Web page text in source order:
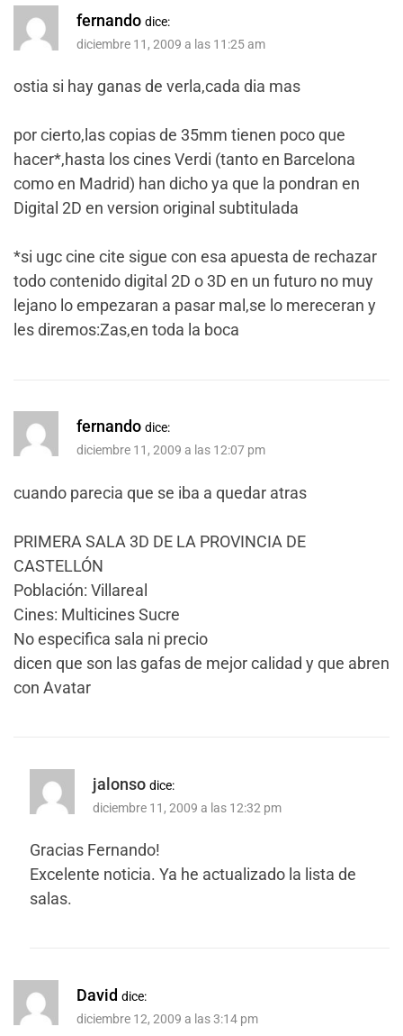
fernando dice:
diciembre 11, 2009 a las 11:25 am
ostia si hay ganas de verla,cada dia mas
por cierto,las copias de 35mm tienen poco que
hacer*,hasta los cines Verdi (tanto en Barcelona
como en Madrid) han dicho ya que la pondran en
Digital 2D en version original subtitulada
*si ugc cine cite sigue con esa apuesta de rechazar
todo contenido digital 2D o 3D en un futuro no muy
lejano lo empezaran a pasar mal,se lo mereceran y
les diremos:Zas,en toda la boca
fernando dice:
diciembre 11, 2009 a las 12:07 pm
cuando parecia que se iba a quedar atras
PRIMERA SALA 3D DE LA PROVINCIA DE
CASTELLÓN
Población: Villareal
Cines: Multicines Sucre
No especifica sala ni precio
dicen que son las gafas de mejor calidad y que abren
con Avatar
jalonso dice:
diciembre 11, 2009 a las 12:32 pm
Gracias Fernando!
Excelente noticia. Ya he actualizado la lista de
salas.
David dice:
diciembre 12, 2009 a las 3:14 pm